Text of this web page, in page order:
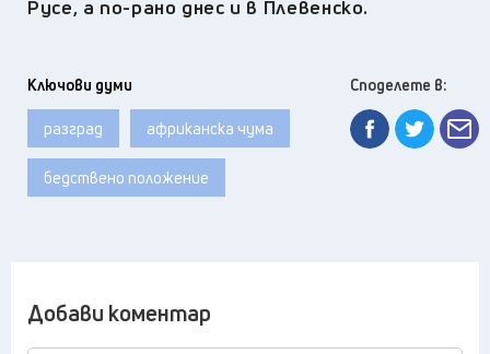
Русе, а по-рано днес и в Плевенско.
Ключови думи
разград африканска чума
бедствено положение
Споделете в:
Добави коментар